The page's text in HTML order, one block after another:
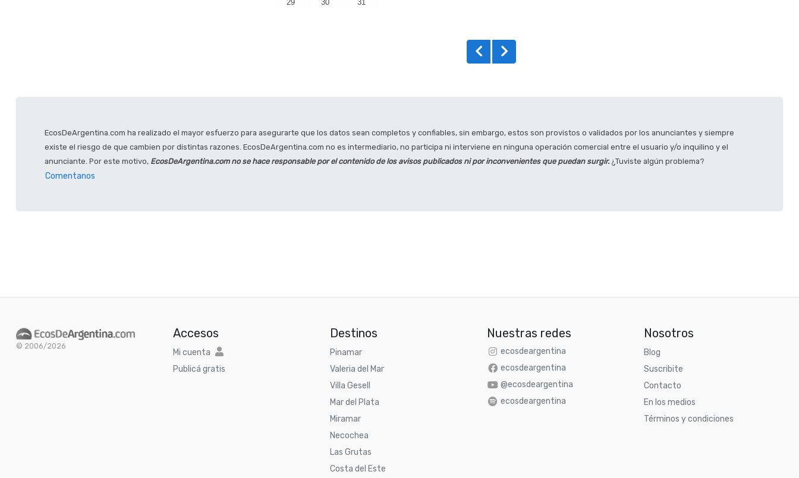
29
30 31
EcosDeArgentina.com ha realizado el mayor esfuerzo para asegurarte que los datos sean completos y confiables, sin embargo, estos son provistos o validados por los anunciantes y siempre
existe el riesgo de que cambien por distintas razones. EcosDeArgentina.com no es intermediario, no participa ni interviene en ninguna operación comercial entre el usuario y/o inquilino y el
anunciante. Por este motivo, EcosDeArgentina.com no se hace responsable por el contenido de los avisos publicados ni por inconvenientes que puedan surgir. ¿Tuviste algún problema?
Comentanos
© 2006/2026
Accesos
Mi cuenta
Publicá gratis
Destinos
Pinamar
Valeria del Mar
Villa Gesell
Mar del Plata
Miramar
Necochea
Las Grutas
Costa del Este
Nuestras redes
ecosdeargentina
ecosdeargentina
@ecosdeargentina
ecosdeargentina
Nosotros
Blog
Suscribite
Contacto
En los medios
Términos y condiciones